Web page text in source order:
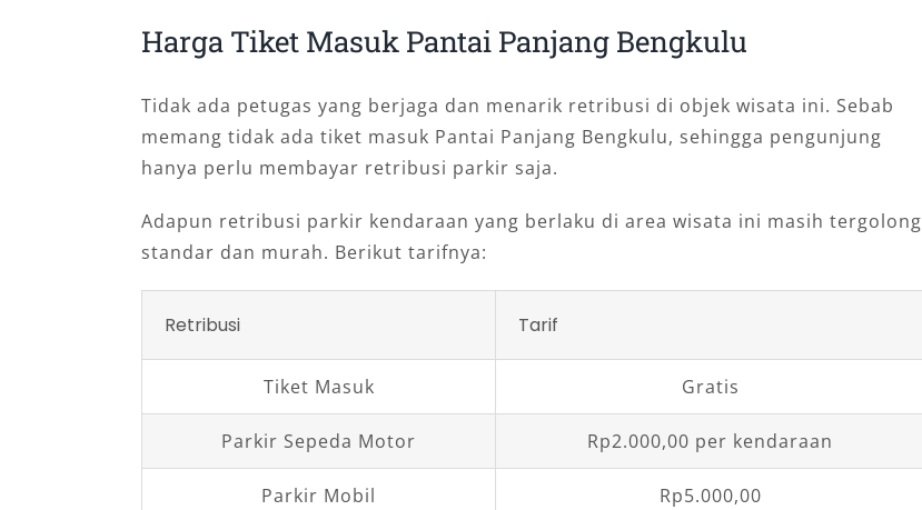
Harga Tiket Masuk Pantai Panjang Bengkulu
Tidak ada petugas yang berjaga dan menarik retribusi di objek wisata ini. Sebab
memang tidak ada tiket masuk Pantai Panjang Bengkulu, sehingga pengunjung
hanya perlu membayar retribusi parkir saja.
Adapun retribusi parkir kendaraan yang berlaku di area wisata ini masih tergolong
standar dan murah. Berikut tarifnya:
Retribusi Tarif
Tiket Masuk Gratis
Parkir Sepeda Motor Rp2.000,00 per kendaraan
Parkir Mobil Rp5.000,00